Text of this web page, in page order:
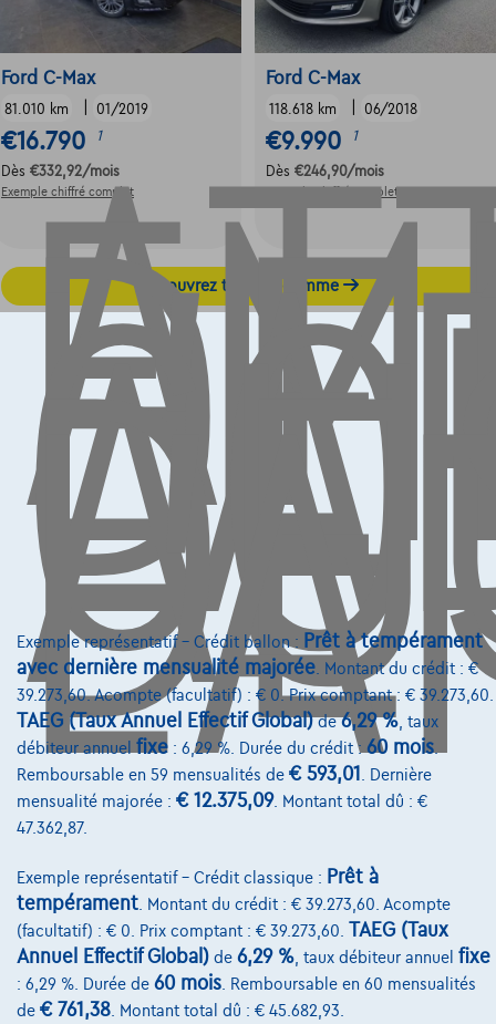
Ford C-Max
81.010 km 01/2019
€16.790 1
Dès €332,92/mois
Exemple chiffré complet
Ford C-Max
118.618 km 06/2018
€9.990 1
Dès €246,90/mois
Exemple chiffré complet
Découvrez toute la gamme
DE
DE
Exemple représentatif – Crédit ballon : Prêt à tempérament
avec dernière mensualité majorée . Montant du crédit : €
39.273,60. Acompte (facultatif) : € 0. Prix comptant : € 39.273,60.
TAEG (Taux Annuel Effectif Global)de6,29 % , taux
débiteur annuel fixe : 6,29 %. Durée du crédit : 60 mois
Remboursable en 59 mensualités de € 593,01
. Dernière
mensualité majorée : € 12.375,09. Montant total dû : €
47.362,87.
Exemple représentatif – Crédit classique : Prêt à
tempérament . Montant du crédit : € 39.273,60. Acompte
(facultatif) : € 0. Prix comptant : € 39.273,60. TAEG (Taux
Annuel Effectif Global) de 6,29 % , taux débiteur annuel fixe
: 6,29 %. Durée de 60 mois . Remboursable en 60 mensualités
de € 761,38 . Montant total dû : € 45.682,93.
Contact
info@touringcarselect.be
Avenue Roi Albert II 4, B12
1000 Bruxelles
Services & Solutions
Assistance dépannage
Financement
Assurance auto
Leasing
Sur Nous
Devenez client